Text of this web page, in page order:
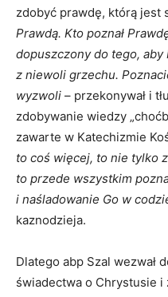
zdobyć prawdę, którą jest
Prawdą. Kto poznał
dopuszczony do tego, aby
z niewoli grzechu.
wyzwoli – przekonywał i
zdobywanie wiedzy
zawarte w Katechizmie
to coś więcej, to nie tylko
to przede wszystkim
i naśladowanie Go w
kaznodzieja.
Dlatego abp Szal wezwał
świadectwa o Chrystusie i